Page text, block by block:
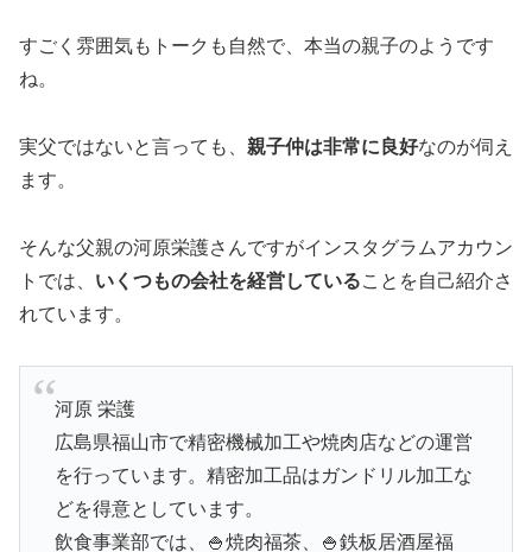
すごく雰囲気もトークも自然で、本当の親子のようです
ね。
実父ではないと言っても、 親子仲は非常に良好なのが伺え
ます。
そんな父親の河原栄護さんですがインスタグラムアカウン
トでは、 いくつもの会社を経営していることを自己紹介さ
れています。
河原 栄護
広島県福山市で精密機械加工や焼肉店などの運営
を行っています。精密加工品はガンドリル加工な
どを得意としています。
飲食事業部では、🍚焼肉福茶、🍚鉄板居酒屋福